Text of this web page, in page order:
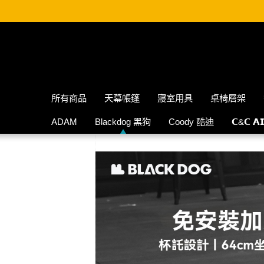
所有商品 天幕帳篷 寢室用具 桌椅層架
ADAM Blackdog 黑狗 Coody 酷迪 𝗖&𝗖